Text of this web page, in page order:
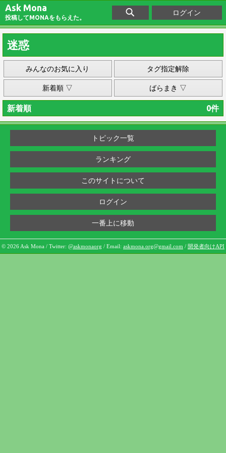
Ask Mona
投稿してMONAをもらえた。
ログイン
迷惑
みんなのお気に入り タグ指定解除
新着順 ▽ ばらまき ▽
新着順 0件
トピック一覧
ランキング
このサイトについて
ログイン
一番上に移動
© 2026 Ask Mona / Twitter: @askmonaorg / Email: askmona.org@gmail.com / 開発者向けAPI